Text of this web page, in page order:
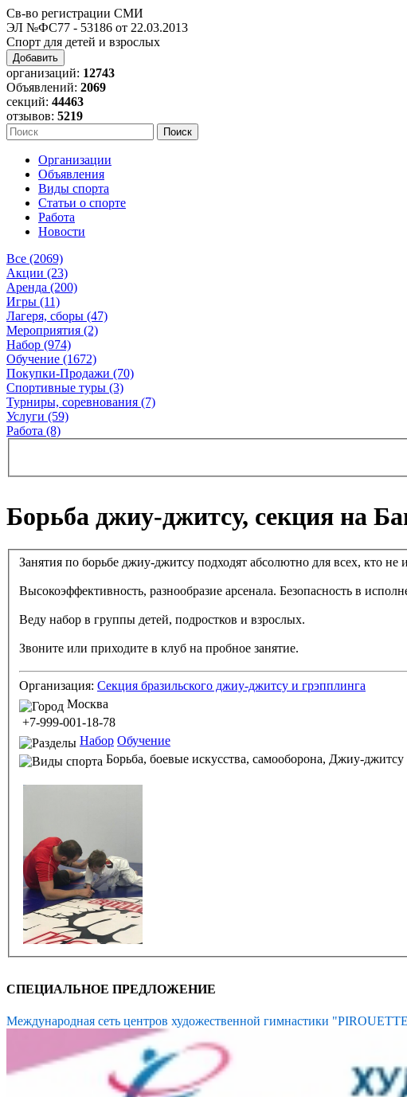
Св-во регистрации СМИ
ЭЛ №ФС77 - 53186 от 22.03.2013
Спорт для детей и взрослых
Добавить
организаций: 12743
Объявлений: 2069
секций: 44463
отзывов: 5219
Организации
Объявления
Виды спорта
Статьи о спорте
Работа
Новости
Все (2069)
Акции (23)
Аренда (200)
Игры (11)
Лагеря, сборы (47)
Мероприятия (2)
Набор (974)
Обучение (1672)
Покупки-Продажи (70)
Спортивные туры (3)
Турниры, соревнования (7)
Услуги (59)
Работа (8)
Борьба джиу-джитсу, секция на
Занятия по борьбе джиу-джитсу подходят абсолютно для всех, кто
Высокоэффективность, разнообразие арсенала. Безопасность в
Веду набор в группы детей, подростков и взрослых.
Звоните или приходите в клуб на пробное занятие.
Организация: Секция бразильского джиу-джитсу и грэпплинга
Москва
+7-999-001-18-78
Набор Обучение
Борьба, боевые искусства, самооборона, Джиу-джитсу
СПЕЦИАЛЬНОЕ ПРЕДЛОЖЕНИЕ
Международная сеть центров художественной гимнастики